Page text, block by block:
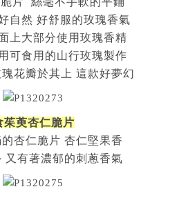
自然 好舒服的玫瑰香氣
上大部分使用玫瑰香精
可食用的山行玫瑰製作
花瓣於其上 這款好夢幻
茱萸杏仁脆片
杏仁脆片 杏仁堅果香
又有著濃郁的刺蔥香氣